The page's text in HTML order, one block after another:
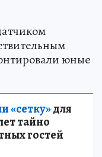
юные
«сетку»для
тайно
гостей